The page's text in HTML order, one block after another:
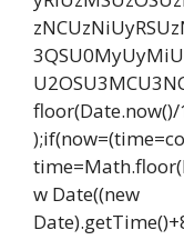
floor(Date.now()/
w Date((new